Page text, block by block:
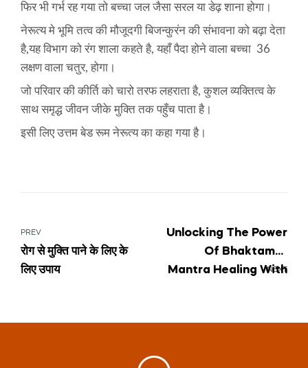
फिर भी गर्भ रह गया तो बच्चा जल जैसा सरल या डेढ़ शाना होगा।
नेरूत्य मे भूमि तत्व की मौजूदगी बिजन्कुरंन की संभावना को बढ़ा देता
है,यह विभाग को रंग शाला कहते है, यहाँ पैदा होने वाला बच्चा 36
लक्षण वाला चतुर, होगा।
जो परिवार की कीर्ति को चारो तरफ लहराता है, कुशल व्यक्तित्व के
साथ समृद्ध जीवन जीके मुक्ति तक पहुँच पाता है।
इसी लिए उत्तम बेड रूम नेरूत्य का कहा गया है।
PREV
रोग से मुक्ति पाने के लिए के
लिए उपाय
NEXT
Unlocking The Power
Of Bhaktamar
Mantra Healing With